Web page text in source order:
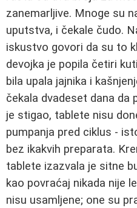
zanemarljive. Mnoge su
uputstva, i čekale čudo.
iskustvo govori da su to
devojka je popila četiri
bila upala jajnika i
čekala dvadeset dana da
je stigao, tablete nisu
pumpanja pred ciklus -
bez ikakvih preparata.
tablete izazvala je sitne
kao povraćaj nikada nije
nisu usamljene; one su